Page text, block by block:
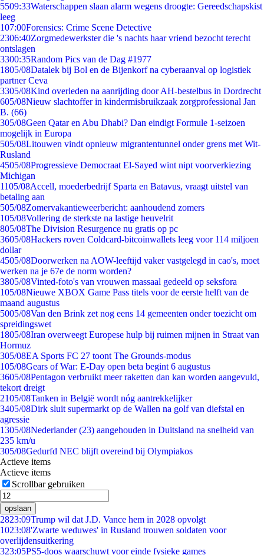
5509:33Waterschappen slaan alarm wegens droogte: Gereedschapskist
leeg
107:00Forensics: Crime Scene Detective
2306:40Zorgmedewerkster die 's nachts haar vriend bezocht terecht
ontslagen
3300:35Random Pics van de Dag #1977
1805/08Datalek bij Bol en de Bijenkorf na cyberaanval op logistiek
partner Ceva
3305/08Kind overleden na aanrijding door AH-bestelbus in Dordrecht
605/08Nieuw slachtoffer in kindermisbruikzaak zorgprofessional Jan
B. (66)
305/08Geen Qatar en Abu Dhabi? Dan eindigt Formule 1-seizoen
mogelijk in Europa
505/08Litouwen vindt opnieuw migrantentunnel onder grens met Wit-
Rusland
4505/08Progressieve Democraat El-Sayed wint nipt voorverkiezing
Michigan
1105/08Accell, moederbedrijf Sparta en Batavus, vraagt uitstel van
betaling aan
505/08Zomervakantieweerbericht: aanhoudend zomers
105/08Vollering de sterkste na lastige heuvelrit
805/08The Division Resurgence nu gratis op pc
3605/08Hackers roven Coldcard-bitcoinwallets leeg voor 114 miljoen
dollar
4505/08Doorwerken na AOW-leeftijd vaker vastgelegd in cao's, moet
werken na je 67e de norm worden?
3805/08Vinted-foto's van vrouwen massaal gedeeld op seksfora
105/08Nieuwe XBOX Game Pass titels voor de eerste helft van de
maand augustus
5005/08Van den Brink zet nog eens 14 gemeenten onder toezicht om
spreidingswet
1805/08Iran overweegt Europese hulp bij ruimen mijnen in Straat van
Hormuz
305/08EA Sports FC 27 toont The Grounds-modus
105/08Gears of War: E-Day open beta begint 6 augustus
3605/08Pentagon verbruikt meer raketten dan kan worden aangevuld,
tekort dreigt
2105/08Tanken in België wordt nóg aantrekkelijker
3405/08Dirk sluit supermarkt op de Wallen na golf van diefstal en
agressie
1305/08Nederlander (23) aangehouden in Duitsland na snelheid van
235 km/u
305/08Gedurfd NEC blijft overeind bij Olympiakos
Actieve items
Actieve items
Scrollbar gebruiken
opslaan
2823:09Trump wil dat J.D. Vance hem in 2028 opvolgt
1023:08'Zwarte weduwes' in Rusland trouwen soldaten voor
overlijdensuitkering
323:05PS5-doos waarschuwt voor einde fysieke games